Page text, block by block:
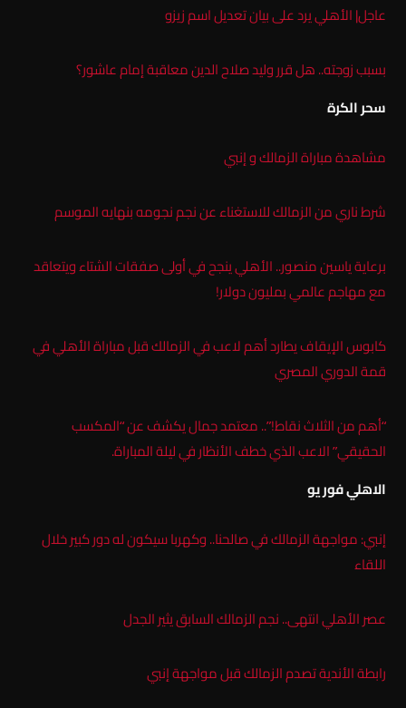
عاجل| الأهلي يرد على بيان تعديل اسم زيزو
بسبب زوجته.. هل قرر وليد صلاح الدين معاقبة إمام عاشور؟
سحر الكرة
مشاهدة مباراة الزمالك و إنبي
شرط ناري من الزمالك للاستغناء عن نجم نجومه بنهايه الموسم
برعاية ياسين منصور.. الأهلي ينجح في أولى صفقات الشتاء ويتعاقد
مع مهاجم عالمي بمليون دولار!
كابوس الإيقاف يطارد أهم لاعب في الزمالك قبل مباراة الأهلي في
قمة الدوري المصري
“أهم من الثلاث نقاط!”.. معتمد جمال يكشف عن “المكسب
الحقيقي” الاعب الذي خطف الأنظار في ليلة المباراة.
الاهلي فور يو
إنبي: مواجهة الزمالك في صالحنا.. وكهربا سيكون له دور كبير خلال
اللقاء
عصر الأهلي انتهى.. نجم الزمالك السابق يثير الجدل
رابطة الأندية تصدم الزمالك قبل مواجهة إنبي